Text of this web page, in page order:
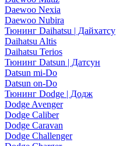
Daewoo Nexia
Daewoo Nubira
Тюнинг Daihatsu | Дайхатсу
Daihatsu Altis
Daihatsu Terios
Тюнинг Datsun | Датсун
Datsun mi-Do
Datsun on-Do
Тюнинг Dodge | Додж
Dodge Avenger
Dodge Caliber
Dodge Caravan
Dodge Challenger